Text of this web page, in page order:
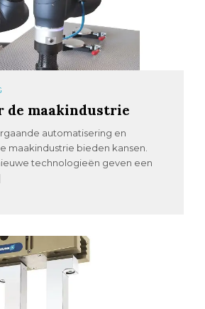
de maakindustrie
automatisering en
maakindustrie bieden kansen.
technologieën geven een